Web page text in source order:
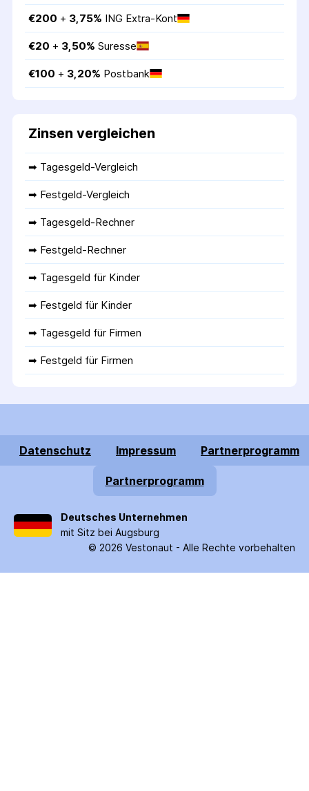
€200 + 3,75% ING Extra-Kont
€20 + 3,50% Suresse
€100 + 3,20% Postbank
Zinsen vergleichen
➡ Tagesgeld-Vergleich
➡ Festgeld-Vergleich
➡ Tagesgeld-Rechner
➡ Festgeld-Rechner
➡ Tagesgeld für Kinder
➡ Festgeld für Kinder
➡ Tagesgeld für Firmen
➡ Festgeld für Firmen
Datenschutz Impressum Partnerprogramm
Partnerprogramm
Deutsches Unternehmen
mit Sitz bei Augsburg
© 2026 Vestonaut - Alle Rechte vorbehalten